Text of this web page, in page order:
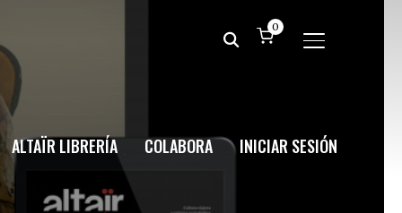
ALTERNAR
0
ALTAÏR LIBRERÍA COLABORA INICIAR SESIÓN